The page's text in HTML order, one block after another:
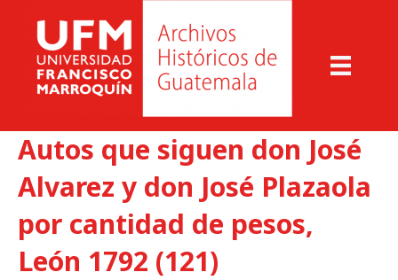
Autos que siguen don José
Alvarez y don José Plazaola
por cantidad de pesos,
León 1792 (121)